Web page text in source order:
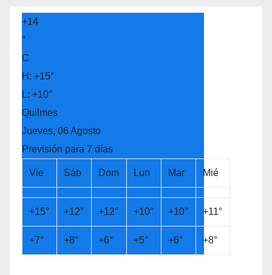
+14
°
C
H: +15°
L: +10°
Quilmes
Jueves, 06 Agosto
Previsión para 7 días
Vie Sáb Dom Lun Mar Mié
+15° +12° +12° +10° +10° +11°
+7° +8° +6° +5° +6° +8°